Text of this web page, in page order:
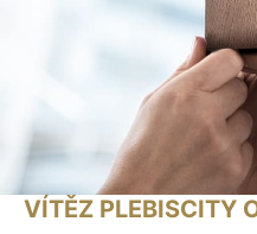
VÍTĚZ PLEBISCITY